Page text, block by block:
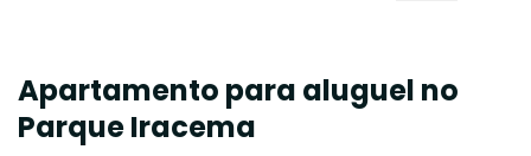
Apartamento para aluguel no
Parque Iracema